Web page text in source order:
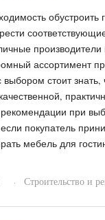
обустроить
производители
ассортимент
стоит знать,
при
покупатель
мебель для
· Строительство и